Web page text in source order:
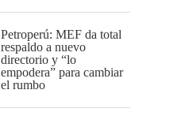
Petroperú: MEF da total
respaldo a nuevo
directorio y “lo
empodera” para cambiar
el rumbo